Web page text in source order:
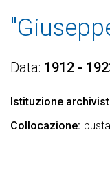
Data 1912 -
Istituzione
Collocazione